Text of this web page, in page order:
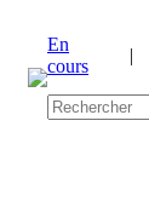
En
cours
|